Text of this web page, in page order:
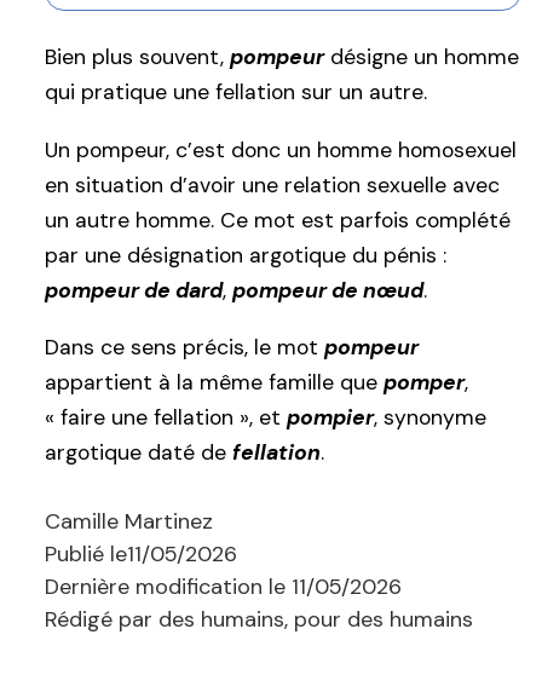
Bien plus souvent, pompeurdésigne un homme
qui pratique une fellation sur un autre.
Un pompeur, c’est donc un homme homosexuel
en situation d’avoir une relation sexuelle avec
un autre homme. Ce mot est parfois complété
par une désignation argotique du pénis :
pompeur de dard, pompeur de nœud.
Dans ce sens précis, le mot pompeur
appartient à la même famille que pomper,
« faire une fellation », et pompier, synonyme
argotique daté de fellation.
Camille Martinez
Publié le11/05/2026
Dernière modification le 11/05/2026
Rédigé par des humains, pour des humains